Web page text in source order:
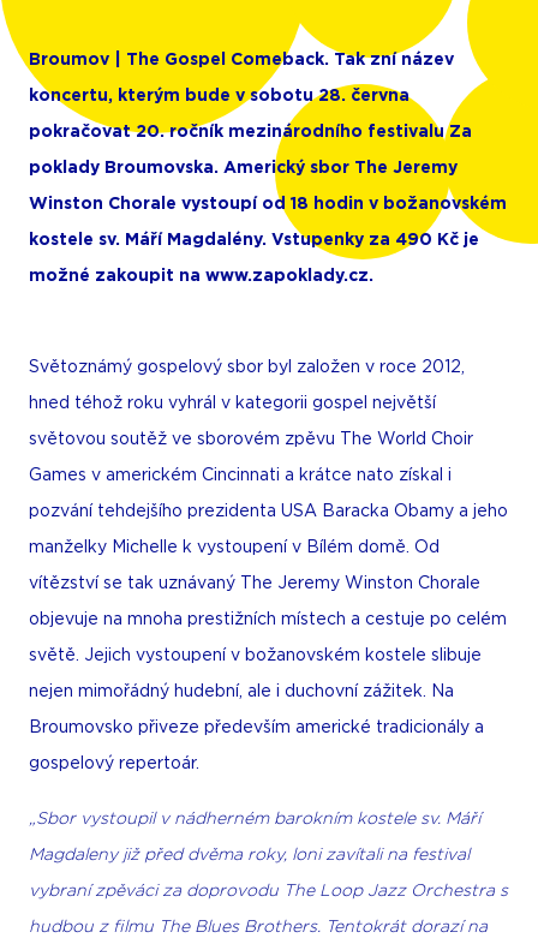
Broumov | The Gospel Comeback. Tak zní název
koncertu, kterým bude v sobotu 28. června
pokračovat 20. ročník mezinárodního festivalu Za
poklady Broumovska. Americký sbor The Jeremy
Winston Chorale vystoupí od 18 hodin v božanovském
kostele sv. Máří Magdalény. Vstupenky za 490 Kč je
možné zakoupit na www.zapoklady.cz.
Světoznámý gospelový sbor byl založen v roce 2012,
hned téhož roku vyhrál v kategorii gospel největší
světovou soutěž ve sborovém zpěvu The World Choir
Games v americkém Cincinnati a krátce nato získal i
pozvání tehdejšího prezidenta USA Baracka Obamy a jeho
manželky Michelle k vystoupení v Bílém domě. Od
vítězství se tak uznávaný The Jeremy Winston Chorale
objevuje na mnoha prestižních místech a cestuje po celém
světě. Jejich vystoupení v božanovském kostele slibuje
nejen mimořádný hudební, ale i duchovní zážitek. Na
Broumovsko přiveze především americké tradicionály a
gospelový repertoár.
„Sbor vystoupil v nádherném barokním kostele sv. Máří
Magdaleny již před dvěma roky, loni zavítali na festival
vybraní zpěváci za doprovodu The Loop Jazz Orchestra s
hudbou z filmu The Blues Brothers. Tentokrát dorazí na